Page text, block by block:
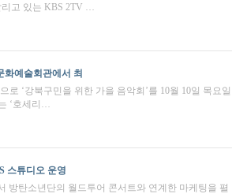
리고 있는 KBS 2TV …
화예술회관에서 최
‘강북구민을 위한 가을 음악회’를 10월 10일 목요일
‘호세리…
스튜디오 운영
방탄소년단의 월드투어 콘서트와 연계한 마케팅을 펼